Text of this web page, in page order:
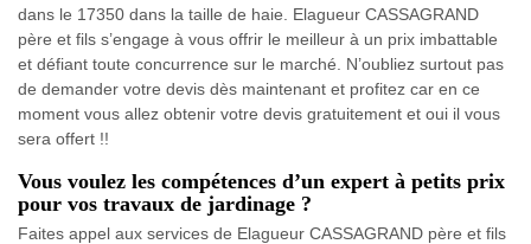
dans le 17350 dans la taille de haie. Elagueur CASSAGRAND
père et fils s’engage à vous offrir le meilleur à un prix imbattable
et défiant toute concurrence sur le marché. N’oubliez surtout pas
de demander votre devis dès maintenant et profitez car en ce
moment vous allez obtenir votre devis gratuitement et oui il vous
sera offert !!
Vous voulez les compétences d’un expert à petits prix
pour vos travaux de jardinage ?
Faites appel aux services de Elagueur CASSAGRAND père et fils